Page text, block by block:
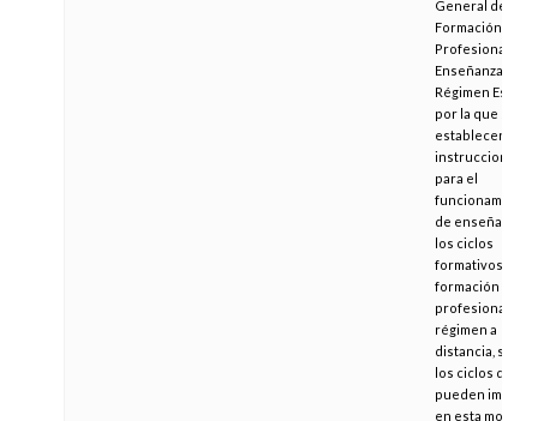
General de
Formación
Profesional y
Enseñanzas de
Régimen
por la que se
establecen las
instrucciones
para el
funcionamiento
de enseñanzas
los ciclos
formativos de
formación
profesional en
régimen a
distancia, se
los ciclos que se
pueden impartir
en esta